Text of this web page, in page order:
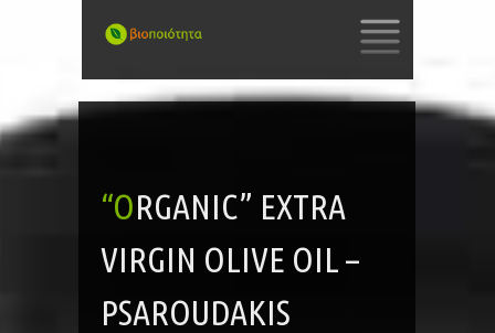
TO
“ORGANIC” EXTRA
VIRGIN OLIVE OIL –
PSAROUDAKIS